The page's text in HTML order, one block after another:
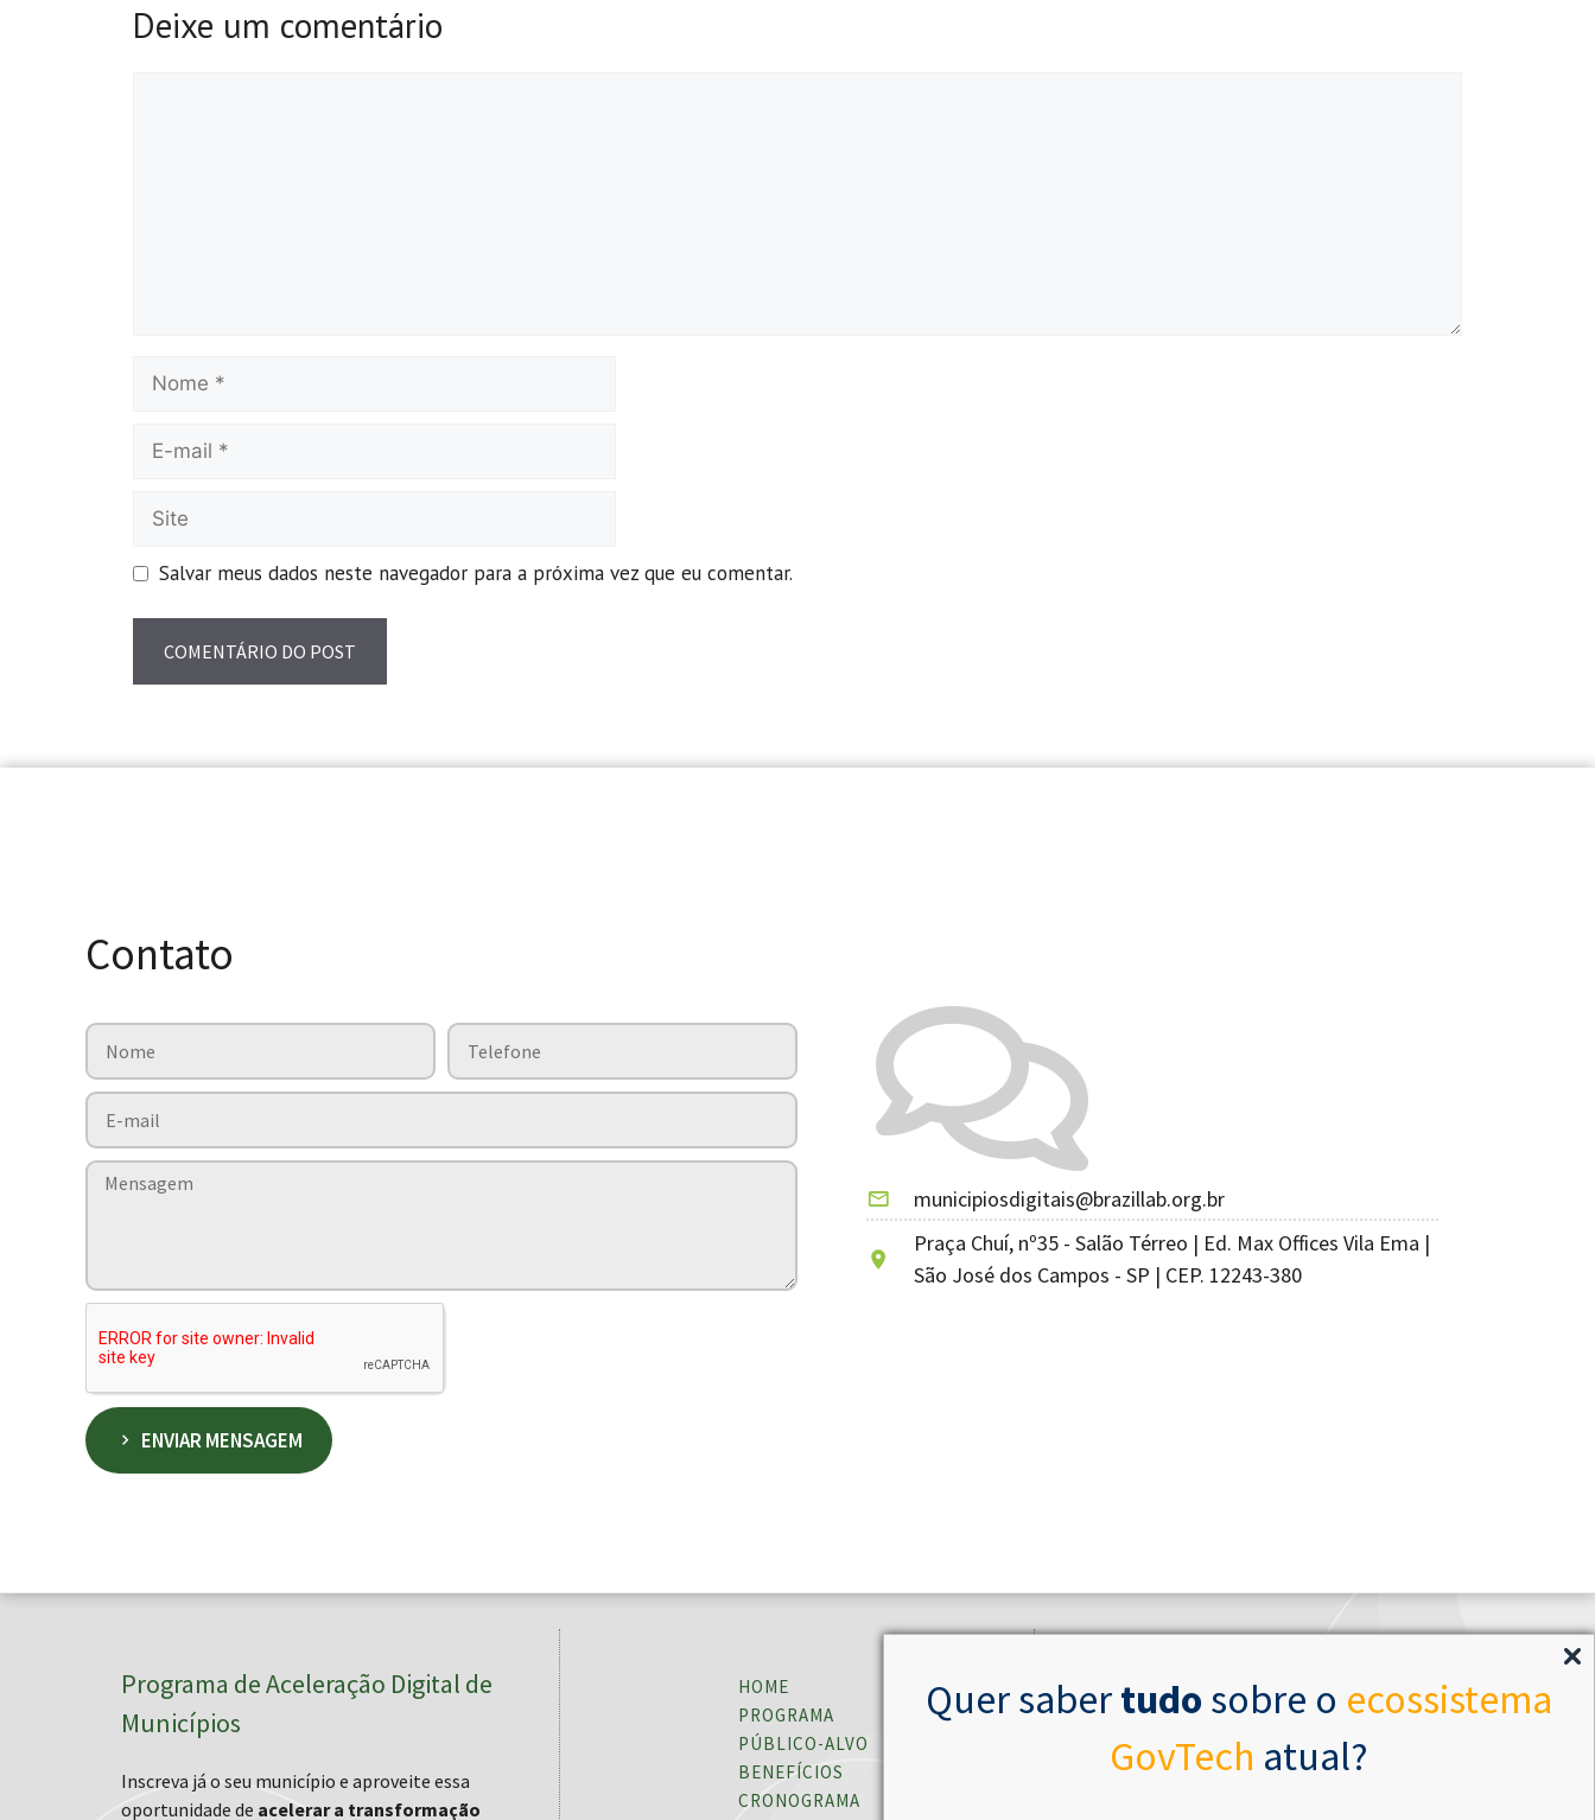
Quer sabertudo sobre o ecossistema
GovTech atual?
Deixe um comentário
Salvar meus dados neste navegador para a próxima vez que eu comentar.
Contato
ENVIAR MENSAGEM
municipiosdigitais@brazillab.org.br
Praça Chuí, nº35 - Salão Térreo | Ed. Max Offices Vila Ema |
São José dos Campos - SP | CEP. 12243-380
Programa de Aceleração Digital de
Municípios
Inscreva já o seu município e aproveite essa
oportunidade de acelerar a transformação
HOME
PROGRAMA
PÚBLICO-ALVO
BENEFÍCIOS
CRONOGRAMA